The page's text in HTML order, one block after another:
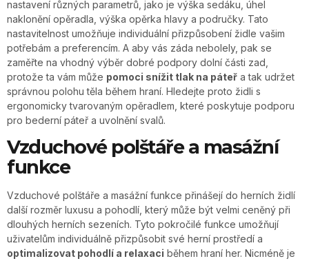
nastavení různých parametrů, jako je výška sedáku, úhel
naklonění opěradla, výška opěrka hlavy a područky. Tato
nastavitelnost umožňuje individuální přizpůsobení židle vašim
potřebám a preferencím. A aby vás záda nebolely, pak se
zaměřte na vhodný výběr dobré podpory dolní části zad,
protože ta vám může pomoci snížit tlak na páteř a tak udržet
správnou polohu těla během hraní. Hledejte proto židli s
ergonomicky tvarovaným opěradlem, které poskytuje podporu
pro bederní páteř a uvolnění svalů.
Vzduchové polštáře a masážní
funkce
Vzduchové polštáře a masážní funkce přinášejí do herních židlí
další rozměr luxusu a pohodlí, který může být velmi ceněný při
dlouhých herních sezeních. Tyto pokročilé funkce umožňují
uživatelům individuálně přizpůsobit své herní prostředí a
optimalizovat pohodlí a relaxaci během hraní her. Nicméně je